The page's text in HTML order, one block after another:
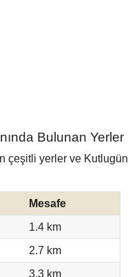
Bulunan Yerler
çeşitli yerler ve Kutlugün
Mesafe
1.4 km
2.7 km
3.3 km